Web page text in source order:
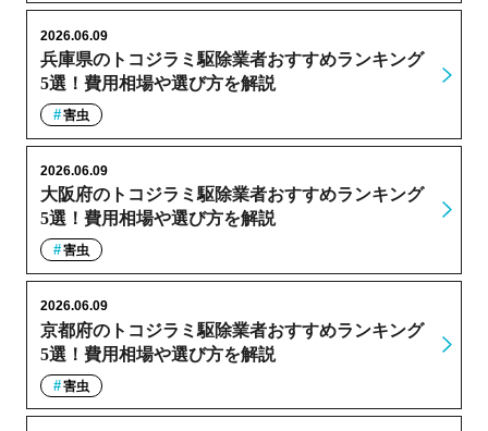
兵庫県のトコジラミ駆除業者おすすめランキング
5選！費用相場や選び方を解説
2026.06.09
害虫
大阪府のトコジラミ駆除業者おすすめランキング
5選！費用相場や選び方を解説
2026.06.09
害虫
京都府のトコジラミ駆除業者おすすめランキング
5選！費用相場や選び方を解説
2026.06.09
害虫